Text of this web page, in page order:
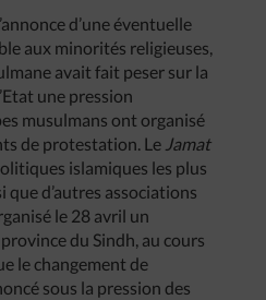
d’une éventuelle
aux minorités religieuses,
avait fait peser sur la
une pression
musulmans ont organisé
de protestation. Le Jamat
islamiques les plus
d’autres associations
le 28 avril un
du Sindh, au cours
le changement de
sous la pression des